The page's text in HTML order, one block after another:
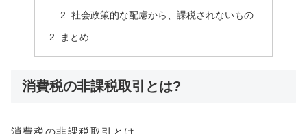
社会政策的な配慮から、課税されないもの
まとめ
消費税の非課税取引とは?